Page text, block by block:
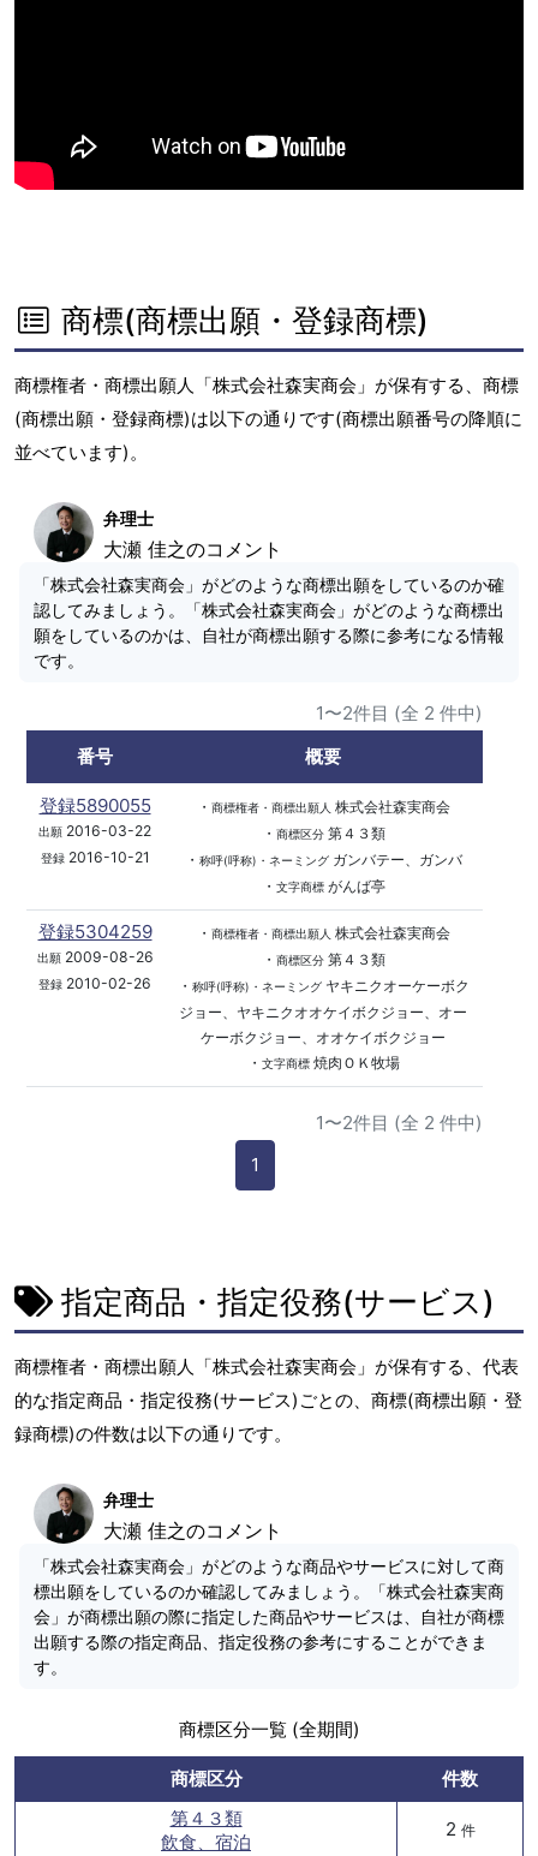
商標(商標出願・登録商標)
商標権者・商標出願人「株式会社森実商会」が保有する、商標
(商標出願・登録商標)は以下の通りです(商標出願番号の降順に
並べています)。
弁理士
大瀬 佳之のコメント
「株式会社森実商会」がどのような商標出願をしているのか確
認してみましょう。「株式会社森実商会」がどのような商標出
願をしているのかは、自社が商標出願する際に参考になる情報
です。
1〜2件目 (全 2 件中)
番号
概要
登録5890055
出願 2016-03-22
登録2016-10-21
・ 商標権者・商標出願人 株式会社森実商会
・ 商標区分第４３類
・ 称呼(呼称)・ネーミングガンバテー、ガンバ
・ 文字商標がんば亭
登録5304259
出願2009-08-26
登録 2010-02-26
・ 商標権者・商標出願人 株式会社森実商会
・ 商標区分第４３類
・ 称呼(呼称)・ネーミングヤキニクオーケーボク
ジョー、ヤキニクオオケイボクジョー、オー
ケーボクジョー、オオケイボクジョー
・ 文字商標焼肉ＯＫ牧場
1〜2件目 (全 2 件中)
1
指定商品・指定役務(サービス)
商標権者・商標出願人「株式会社森実商会」が保有する、代表
的な指定商品・指定役務(サービス)ごとの、商標(商標出願・登
録商標)の件数は以下の通りです。
弁理士
大瀬 佳之のコメント
「株式会社森実商会」がどのような商品やサービスに対して商
標出願をしているのか確認してみましょう。「株式会社森実商
会」が商標出願の際に指定した商品やサービスは、自社が商標
出願する際の指定商品、指定役務の参考にすることができま
す。
商標区分一覧 (全期間)
商標区分
件数
第４３類
飲食、宿泊
2 件